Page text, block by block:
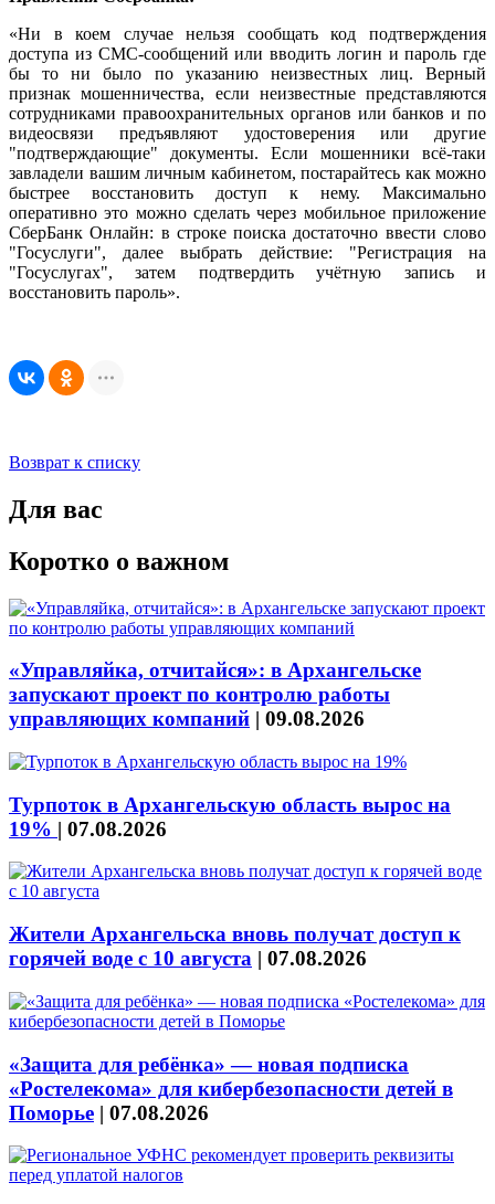
«Ни в коем случае нельзя сообщать код подтверждения
доступа из СМС-сообщений или вводить логин и пароль где
бы то ни было по указанию неизвестных лиц. Верный
признак мошенничества, если неизвестные представляются
сотрудниками правоохранительных органов или банков и по
видеосвязи предъявляют удостоверения или другие
"подтверждающие" документы. Если мошенники всё-таки
завладели вашим личным кабинетом, постарайтесь как можно
быстрее восстановить доступ к нему. Максимально
оперативно это можно сделать через мобильное приложение
СберБанк Онлайн: в строке поиска достаточно ввести слово
"Госуслуги", далее выбрать действие: "Регистрация на
"Госуслугах", затем подтвердить учётную запись и
восстановить пароль».
Возврат к списку
Для вас
Коротко о важном
«Управляйка, отчитайся»: в Архангельске
запускают проект по контролю работы
управляющих компаний | 09.08.2026
Турпоток в Архангельскую область вырос на
19% | 07.08.2026
Жители Архангельска вновь получат доступ к
горячей воде с 10 августа | 07.08.2026
«Защита для ребёнка» — новая подписка
«Ростелекома» для кибербезопасности детей в
Поморье | 07.08.2026